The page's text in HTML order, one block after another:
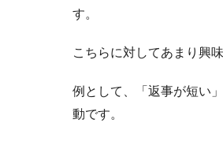
す。
こちらに対してあまり興
例として、「返事が短い
動です。